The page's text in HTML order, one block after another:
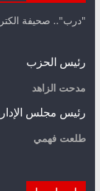
"درب".. صحيفة
رئيس الحزب
مدحت الزاهد
رئيس مجلس
طلعت فهمي